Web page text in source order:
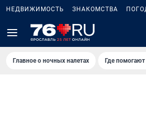
НЕДВИЖИМОСТЬ ЗНАКОМСТВА
Главное о ночных налетах Где